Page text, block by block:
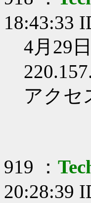
18:43:33
4月29
アクセ
919 ：
20:28:39